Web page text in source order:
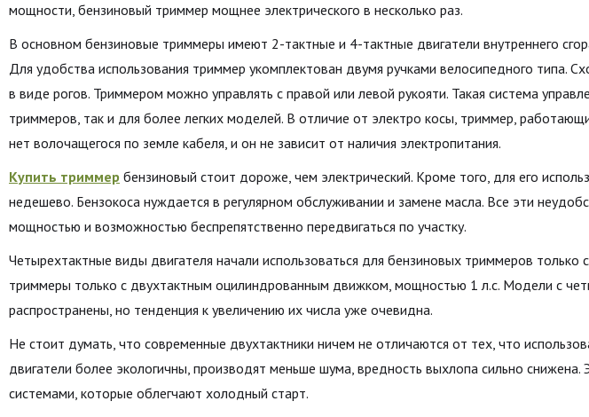
мощности, бензиновый триммер мощнее электрического в несколько раз.
В основном бензиновые триммеры имеют 2-тактные и 4-тактные двигатели внутреннего
Для удобства использования триммер укомплектован двумя ручками велосипедного типа.
в виде рогов. Триммером можно управлять с правой или левой рукояти. Такая система
триммеров, так и для более легких моделей. В отличие от электро косы, триммер,
нет волочащегося по земле кабеля, и он не зависит от наличия электропитания.
Купить триммер бензиновый стоит дороже, чем электрический. Кроме того, для его
недешево. Бензокоса нуждается в регулярном обслуживании и замене масла. Все эти
мощностью и возможностью беспрепятственно передвигаться по участку.
Четырехтактные виды двигателя начали использоваться для бензиновых триммеров только
триммеры только с двухтактным оцилиндрованным движком, мощностью 1 л.с. Модели с
распространены, но тенденция к увеличению их числа уже очевидна.
Не стоит думать, что современные двухтактники ничем не отличаются от тех, что
двигатели более экологичны, производят меньше шума, вредность выхлопа сильно
системами, которые облегчают холодный старт.